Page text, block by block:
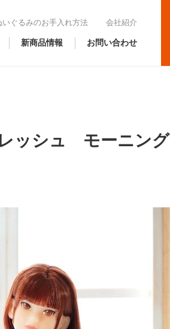
いぐるみのお手入れ方法 会社紹介
新商品情報 お問い合わせ
ッシュ モーニング